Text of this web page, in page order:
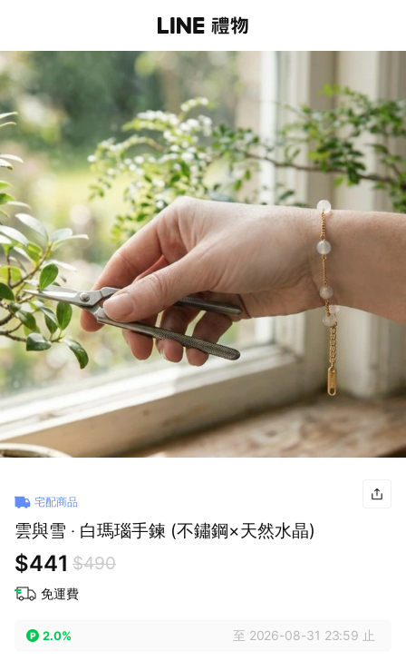
宅配商品
雲與雪 ‧ 白瑪瑙手鍊 (不鏽鋼×天然水晶)
$441 $490
免運費
2.0% 至 2026-08-31 23:59 止